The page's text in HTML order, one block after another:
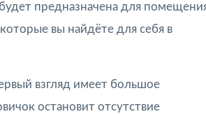
предназначена для
вы найдёте для себя в
взгляд имеет большое
остановит отсутствие